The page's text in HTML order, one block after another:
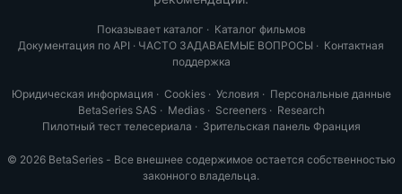
Показывает каталог · Каталог фильмов
Документация по API · ЧАСТО ЗАДАВАЕМЫЕ ВОПРОСЫ · Контактная
поддержка
Юридическая информация · Cookies· Условия · Персональные данные
BetaSeries SAS · Medias· Screeners· Research
Пилотный тест телесериала · Зрительская панель Франция
© 2026 BetaSeries - Все внешнее содержимое остается собственностью
законного владельца.